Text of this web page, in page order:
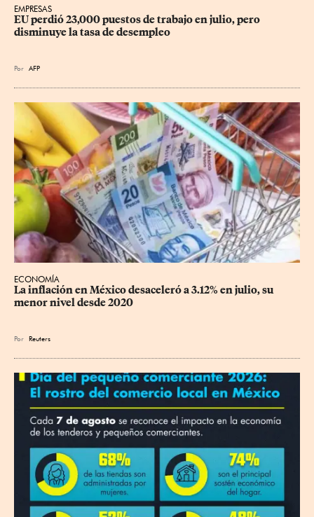
EMPRESAS
EU perdió 23,000 puestos de trabajo en julio, pero
disminuye la tasa de desempleo
Por AFP
ECONOMÍA
La inflación en México desaceleró a 3.12% en julio, su
menor nivel desde 2020
Por Reuters